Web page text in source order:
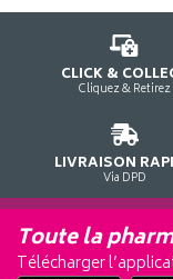
CLICK &
Cliquez & Retirez
LIVRAISON
Via DPD
Toute la
Télécharger